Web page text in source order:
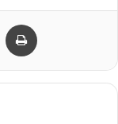
Compartilhar via e-mail